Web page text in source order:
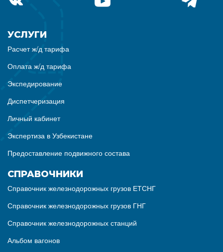
УСЛУГИ
Расчет ж/д тарифа
Оплата ж/д тарифа
Экспедирование
Диспетчеризация
Личный кабинет
Экспертиза в Узбекистане
Предоставление подвижного состава
СПРАВОЧНИКИ
Справочник железнодорожных грузов ЕТСНГ
Справочник железнодорожных грузов ГНГ
Справочник железнодорожных станций
Альбом вагонов